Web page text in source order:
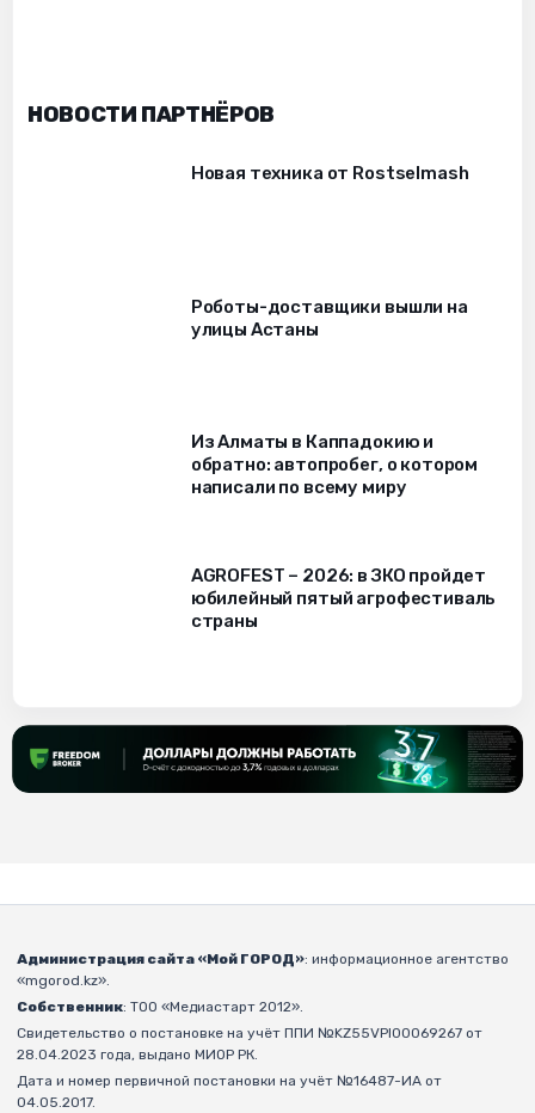
НОВОСТИ ПАРТНЁРОВ
Новая техника от Rostselmash
Роботы-доставщики вышли на
улицы Астаны
Из Алматы в Каппадокию и
обратно: автопробег, о котором
написали по всему миру
AGROFEST – 2026: в ЗКО пройдет
юбилейный пятый агрофестиваль
страны
Администрация сайта «Мой ГОРОД»: информационное агентство
«mgorod.kz».
Собственник: ТОО «Медиастарт 2012».
Свидетельство о постановке на учёт ППИ №KZ55VPI00069267 от
28.04.2023 года, выдано МИОР РК.
Дата и номер первичной постановки на учёт №16487-ИА от
04.05.2017.